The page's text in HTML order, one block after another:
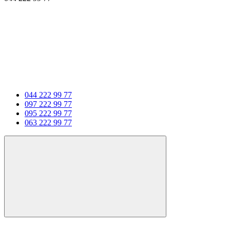
044 222 99 77
097 222 99 77
095 222 99 77
063 222 99 77